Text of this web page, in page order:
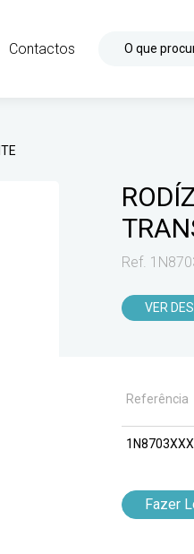
Contactos O que
Ref.
VER
Referência
Fazer